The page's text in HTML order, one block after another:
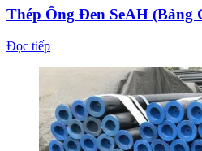
Thép Ống Đen SeAH (Bảng
Đọc tiếp